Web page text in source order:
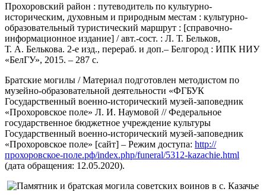
Прохоровский район : путеводитель по культурно-
историческим, духовным и природным местам : культурно-
образовательный туристический маршрут : [справочно-
информационное издание] / авт.-сост. : Л. Т. Бельков,
Т. А. Белькова. 2-е изд., перераб. и доп.– Белгород : ИПК НИУ
«БелГУ», 2015. – 287 с.
Братские могилы / Материал подготовлен методистом по
музейно-образовательной деятельности «ФГБУК
Государственный военно-исторический музей-заповедник
«Прохоровское поле» Л. И. Наумовой // Федеральное
государственное бюджетное учреждение культуры
Государственный военно-исторический музей-заповедник
«Прохоровское поле» [сайт] – Режим доступа: http://
прохоровское-поле.рф/index.php/funeral/5312-kazachie.html
(дата обращения: 12.05.2020).